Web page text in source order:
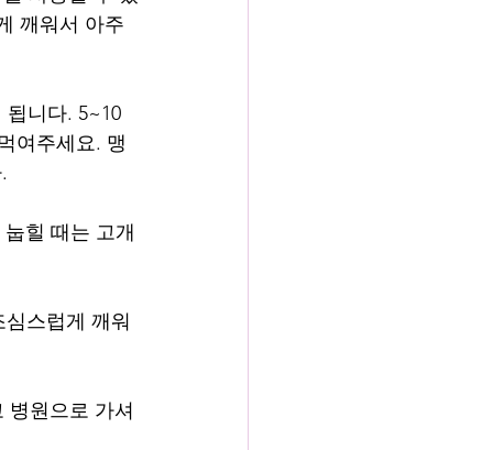
깨워서 아주
됩니다. 5~10
여주세요. 맹
힐 때는 고개
스럽게 깨워
병원으로 가셔